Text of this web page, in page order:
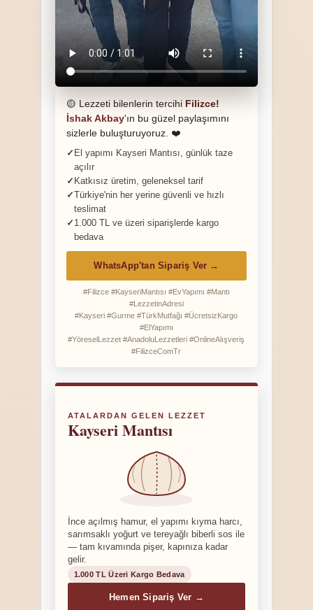
ATALARDAN GELEN LEZZET
Kayseri Mantısı
İnce açılmış hamur, el yapımı kıyma harcı,
sarımsaklı yoğurt ve tereyağlı biberli sos ile
— tam kıvamında pişer, kapınıza kadar
gelir.
1.000 TL Üzeri Kargo Bedava
Hemen Sipariş Ver →
🟡 Lezzeti bilenlerin tercihi Filizce!
İshak Akbay'ın bu güzel paylaşımını
sizlerle buluşturuyoruz. ❤️
El yapımı Kayseri Mantısı, günlük taze
açılır
Katkısız üretim, geleneksel tarif
Türkiye'nin her yerine güvenli ve hızlı
teslimat
1.000 TL ve üzeri siparişlerde kargo
bedava
WhatsApp'tan Sipariş Ver →
#Filizce #KayseriMantısı #EvYapımı #Mantı
#LezzetinAdresi
#Kayseri #Gurme #TürkMutfağı #ÜcretsizKargo
#ElYapımı
#YöreselLezzet #AnadoluLezzetleri #OnlineAlışveriş
#FilizceComTr